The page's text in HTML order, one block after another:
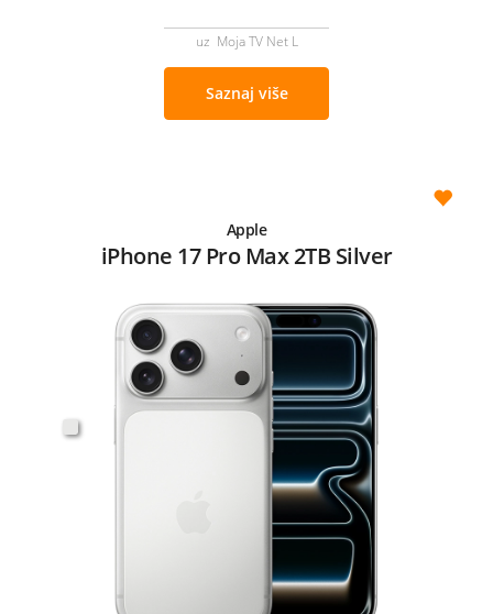
uz Moja TV Net L
Saznaj više
Apple
iPhone 17 Pro Max 2TB Silver